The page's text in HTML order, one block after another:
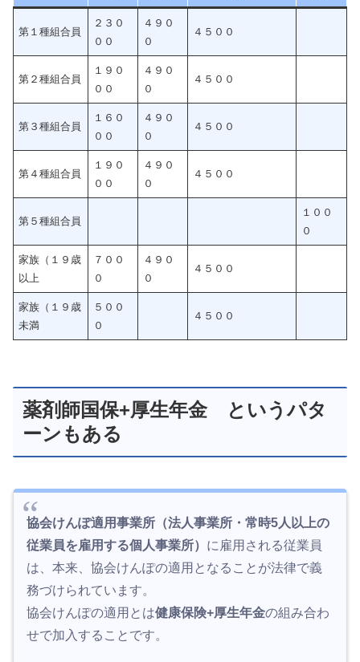
第１種組合員
２３０
００
４９０
０
４５００
第２種組合員
１９０
００
４９０
０
４５００
第３種組合員
１６０
００
４９０
０
４５００
第４種組合員
１９０
００
４９０
０
４５００
第５種組合員
１００
０
家族（１９歳
以上
７００
０
４９０
０
４５００
家族（１９歳
未満
５００
０
４５００
薬剤師国保+厚生年金 というパタ
ーンもある
協会けんぽ適用事業所（法人事業所・常時5人以上の
従業員を雇用する個人事業所） に雇用される従業員
は、本来、協会けんぽの適用となることが法律で義
務づけられています。
協会けんぽの適用とは健康保険+厚生年金の組み合わ
せで加入することです。